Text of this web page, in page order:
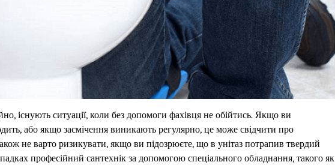
існують ситуації, коли без допомоги фахівця не обійтись. Якщо ви
або якщо засмічення виникають регулярно, це може свідчити про
не варто ризикувати, якщо ви підозрюєте, що в унітаз потрапив твердий
професійний сантехнік за допомогою спеціального обладнання, такого як